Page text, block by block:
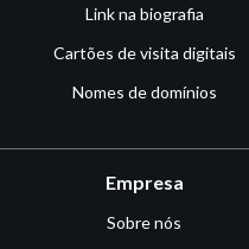
Link na biografia
Cartões de visita digitais
Nomes de domínios
Empresa
Sobre nós